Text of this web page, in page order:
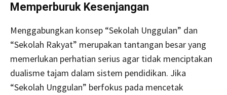
Memperburuk Kesenjangan
Menggabungkan konsep “Sekolah Unggulan” dan
“Sekolah Rakyat” merupakan tantangan besar yang
memerlukan perhatian serius agar tidak menciptakan
dualisme tajam dalam sistem pendidikan. Jika
“Sekolah Unggulan” berfokus pada mencetak